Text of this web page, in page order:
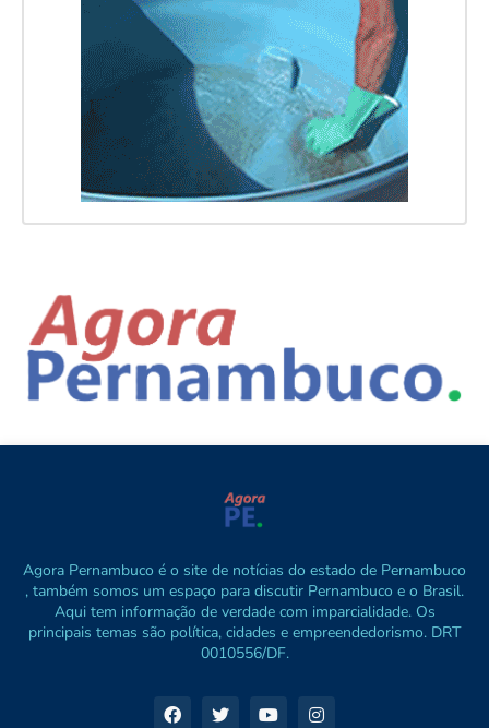
Agora Pernambuco é o site de notícias do estado de Pernambuco
, também somos um espaço para discutir Pernambuco e o Brasil.
Aqui tem informação de verdade com imparcialidade. Os
principais temas são política, cidades e empreendedorismo. DRT
0010556/DF.